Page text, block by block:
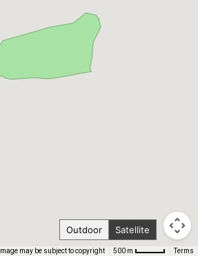
Image may be subject to copyright 500 m Terms
Outdoor Satellite